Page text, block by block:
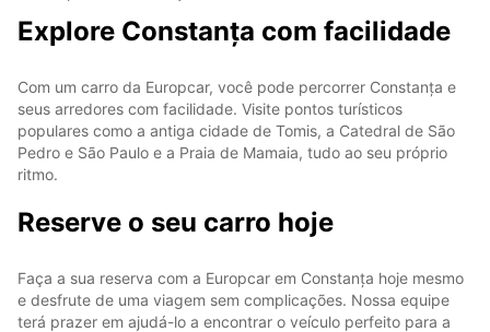
Explore Constanța com facilidade
Com um carro da Europcar, você pode percorrer Constanța e
seus arredores com facilidade. Visite pontos turísticos
populares como a antiga cidade de Tomis, a Catedral de São
Pedro e São Paulo e a Praia de Mamaia, tudo ao seu próprio
ritmo.
Reserve o seu carro hoje
Faça a sua reserva com a Europcar em Constanța hoje mesmo
e desfrute de uma viagem sem complicações. Nossa equipe
terá prazer em ajudá-lo a encontrar o veículo perfeito para a